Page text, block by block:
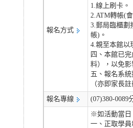
報名方式
1.線上刷卡。
2.ATM轉帳(
3.郵局臨櫃劃
帳)。
4.親至本館以
四、本館已
料），以免影
五、報名系
（亦即家長
報名專線 (07)380-0089
※如活動當日
一、正取學